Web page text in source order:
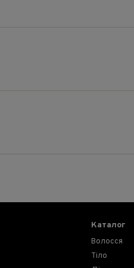
Каталог
Волосся
Тіло